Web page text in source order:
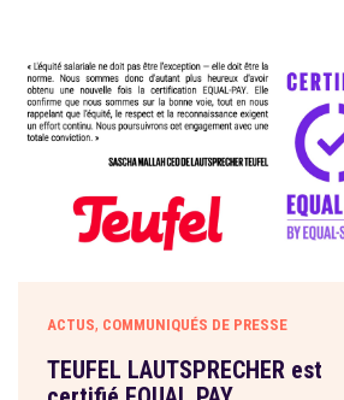
ACTUS, COMMUNIQUÉS DE PRESSE
TEUFEL LAUTSPRECHER est